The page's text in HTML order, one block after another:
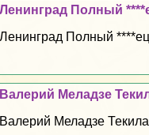
Ленинград Полный
Ленинград Полный
Валерий Меладзе
Валерий Меладзе